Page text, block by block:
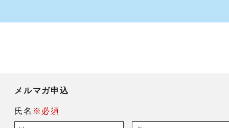
メルマガ申込
氏名 ※必須